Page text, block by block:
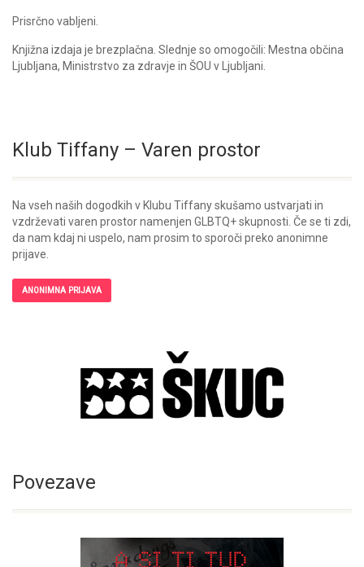
Prisrčno vabljeni.
Knjižna izdaja je brezplačna. Slednje so omogočili: Mestna občina
Ljubljana, Ministrstvo za zdravje in ŠOU v Ljubljani.
Klub Tiffany – Varen prostor
Na vseh naših dogodkih v Klubu Tiffany skušamo ustvarjati in
vzdrževati varen prostor namenjen GLBTQ+ skupnosti. Če se ti zdi,
da nam kdaj ni uspelo, nam prosim to sporoči preko anonimne
prijave.
ANONIMNA PRIJAVA
Povezave